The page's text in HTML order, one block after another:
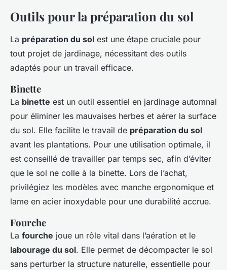
Outils pour la préparation du sol
La préparation du sol est une étape cruciale pour
tout projet de jardinage, nécessitant des outils
adaptés pour un travail efficace.
Binette
La binette est un outil essentiel en jardinage automnal
pour éliminer les mauvaises herbes et aérer la surface
du sol. Elle facilite le travail de préparation du sol
avant les plantations. Pour une utilisation optimale, il
est conseillé de travailler par temps sec, afin d’éviter
que le sol ne colle à la binette. Lors de l’achat,
privilégiez les modèles avec manche ergonomique et
lame en acier inoxydable pour une durabilité accrue.
Fourche
La fourche joue un rôle vital dans l’aération et le
labourage du sol. Elle permet de décompacter le sol
sans perturber la structure naturelle, essentielle pour